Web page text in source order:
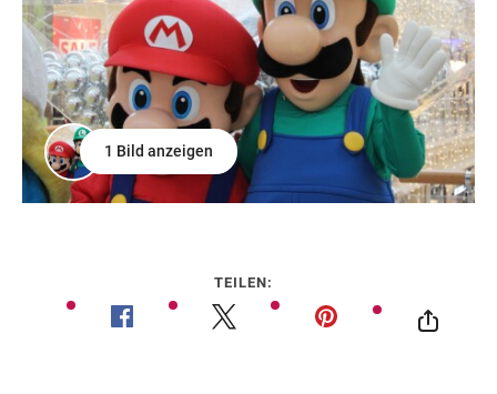
1 Bild anzeigen
TEILEN: